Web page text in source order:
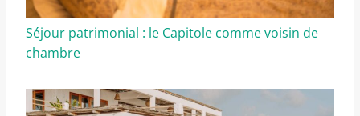
Séjour patrimonial : le Capitole comme voisin de
chambre